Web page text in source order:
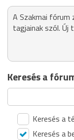
A Szakmai
tagjainak szól. Új
Keresés a
Keresés a
Keresés a